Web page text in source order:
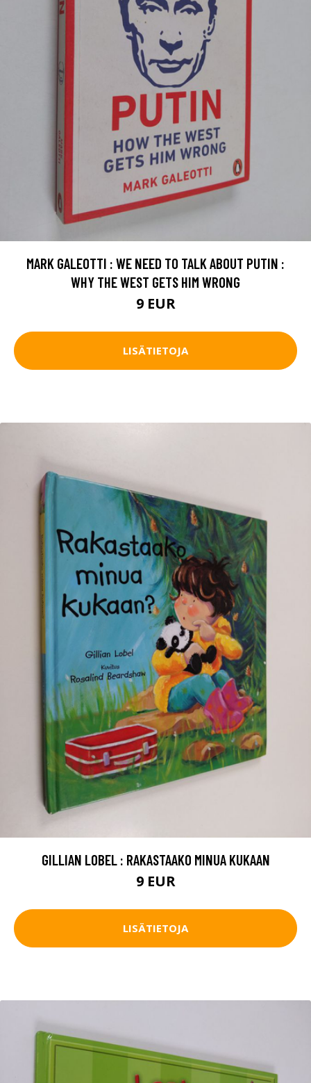
MARK GALEOTTI : WE NEED TO TALK ABOUT PUTIN :
WHY THE WEST GETS HIM WRONG
9 EUR
LISÄTIETOJA
GILLIAN LOBEL : RAKASTAAKO MINUA KUKAAN
9 EUR
LISÄTIETOJA